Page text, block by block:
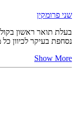
שני פרומקין
בעלת תואר ראשון
נסחפת בעיקר לכיוון
Show More